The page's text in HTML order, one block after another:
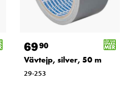
6990
Vävtejp, silver, 50 m
29-253